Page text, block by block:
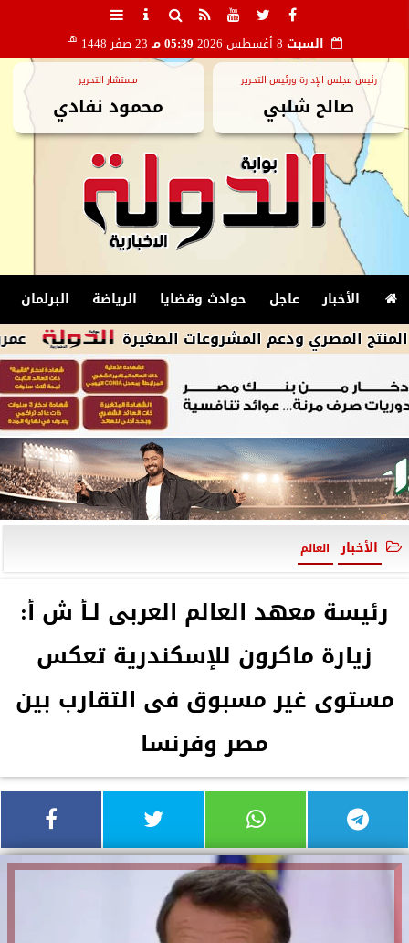
السبت 05:39 مـ 23 صفر 1448 هـ
رئيس مجلس الإدارة ورئيس التحرير
صالح شلبي
مستشار التحرير
محمود نفادي
الأخبار عاجل حوادث وقضايا الرياضة البرلمان
عمرو دياب ودعم المشروعات الصغيرة
الأخبار العالم
رئيسة معهد العالم العربى لـأ ش أ:
زيارة ماكرون للإسكندرية تعكس
مستوى غير مسبوق فى التقارب بين
مصر وفرنسا